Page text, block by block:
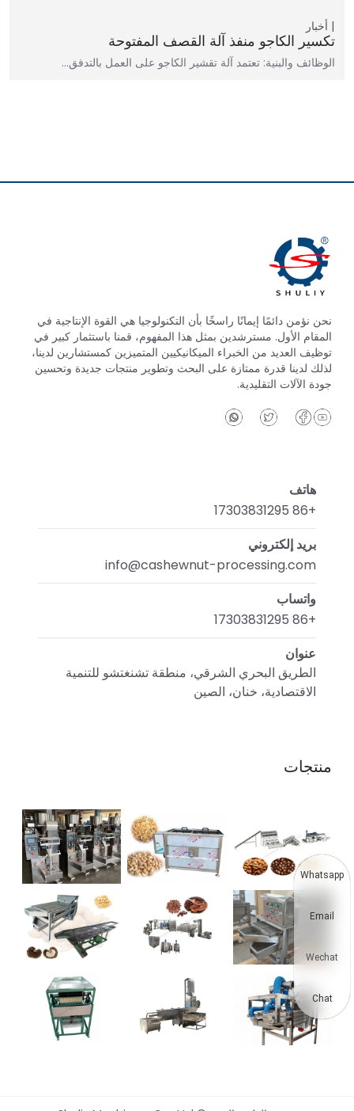
أخبار
تكسير الكاجو منفذ آلة القصف المفتوحة
الوظائف والبنية: تعتمد آلة تقشير الكاجو على العمل بالتدفق…
نحن نؤمن دائمًا إيمانًا راسخًا بأن التكنولوجيا هي القوة الإنتاجية في
المقام الأول. مسترشدين بمثل هذا المفهوم، قمنا باستثمار كبير في
توظيف العديد من الخبراء الميكانيكيين المتميزين كمستشارين لدينا،
لذلك لدينا قدرة ممتازة على البحث وتطوير منتجات جديدة وتحسين
جودة الآلات التقليدية.
هاتف
+86 17303831295
بريد إلكتروني
info@cashewnut-processing.com
واتساب
+86 17303831295
عنوان
الطريق البحري الشرقي، منطقة تشنغتشو للتنمية
الاقتصادية، خنان، الصين
منتجات
Whatsapp
Email
Wechat
Chat